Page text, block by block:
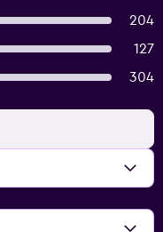
204
127
304